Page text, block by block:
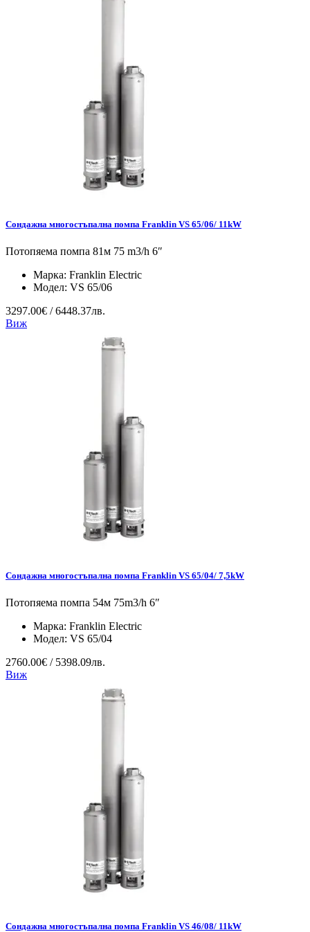
Сондажна многостъпална помпа Franklin VS 65/06/ 11kW
Потопяема помпа 81м 75 m3/h 6″
Марка: Franklin Electric
Модел: VS 65/06
3297.00€ / 6448.37лв.
Виж
Сондажна многостъпална помпа Franklin VS 65/04/ 7,5kW
Потопяема помпа 54м 75m3/h 6″
Марка: Franklin Electric
Модел: VS 65/04
2760.00€ / 5398.09лв.
Виж
Сондажна многостъпална помпа Franklin VS 46/08/ 11kW